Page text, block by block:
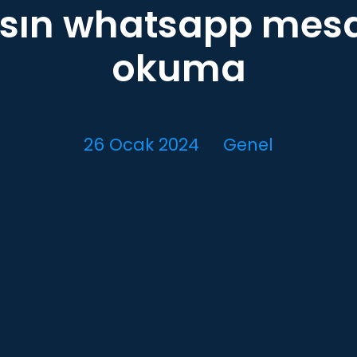
whatsapp
okuma
26 Ocak 2024 Genel